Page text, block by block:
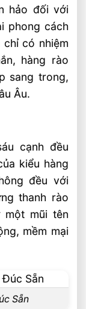
hảo đối với
phong cách
có nhiệm
hàng rào
sang trong,
Âu.
cạnh đều
kiểu hàng
đều với
thanh rào
một mũi tên
mềm mại
Sẵn